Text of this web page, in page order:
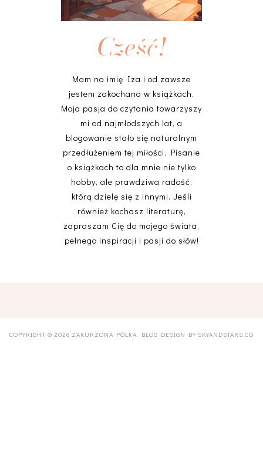
Cześć!
Mam na imię Iza i od zawsze
jestem zakochana w książkach.
Moja pasja do czytania towarzyszy
mi od najmłodszych lat, a
blogowanie stało się naturalnym
przedłużeniem tej miłości. Pisanie
o książkach to dla mnie nie tylko
hobby, ale prawdziwa radość,
którą dzielę się z innymi. Jeśli
również kochasz literaturę,
zapraszam Cię do mojego świata,
pełnego inspiracji i pasji do słów!
COPYRIGHT © 2026 ZAKURZONA PÓŁKA. BLOG DESIGN BY SKYANDSTARS.CO